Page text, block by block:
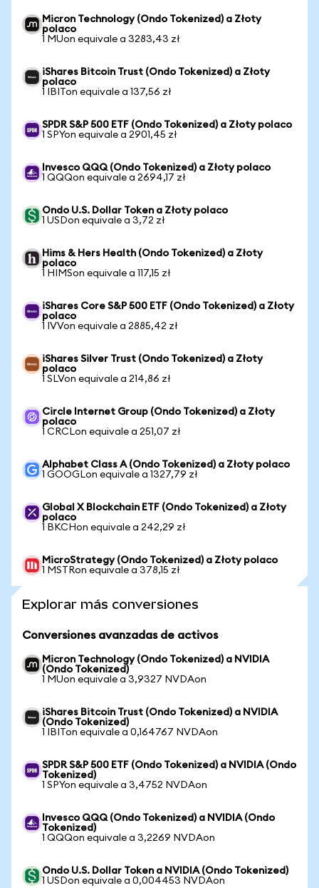
Micron Technology (Ondo Tokenized) a Złoty
polaco
1 MUon equivale a 3283,43 zł
iShares Bitcoin Trust (Ondo Tokenized) a Złoty
polaco
1 IBITon equivale a 137,56 zł
SPDR S&P 500 ETF (Ondo Tokenized) a Złoty polaco
1 SPYon equivale a 2901,45 zł
Invesco QQQ (Ondo Tokenized) a Złoty polaco
1 QQQon equivale a 2694,17 zł
Ondo U.S. Dollar Token a Złoty polaco
1 USDon equivale a 3,72 zł
Hims & Hers Health (Ondo Tokenized) a Złoty
polaco
1 HIMSon equivale a 117,15 zł
iShares Core S&P 500 ETF (Ondo Tokenized) a Złoty
polaco
1 IVVon equivale a 2885,42 zł
iShares Silver Trust (Ondo Tokenized) a Złoty
polaco
1 SLVon equivale a 214,86 zł
Circle Internet Group (Ondo Tokenized) a Złoty
polaco
1 CRCLon equivale a 251,07 zł
Alphabet Class A (Ondo Tokenized) a Złoty polaco
1 GOOGLon equivale a 1327,79 zł
Global X Blockchain ETF (Ondo Tokenized) a Złoty
polaco
1 BKCHon equivale a 242,29 zł
MicroStrategy (Ondo Tokenized) a Złoty polaco
1 MSTRon equivale a 378,15 zł
Explorar más conversiones
Conversiones avanzadas de activos
Micron Technology (Ondo Tokenized) a NVIDIA
(Ondo Tokenized)
1 MUon equivale a 3,9327 NVDAon
iShares Bitcoin Trust (Ondo Tokenized) a NVIDIA
(Ondo Tokenized)
1 IBITon equivale a 0,164767 NVDAon
SPDR S&P 500 ETF (Ondo Tokenized) a NVIDIA (Ondo
Tokenized)
1 SPYon equivale a 3,4752 NVDAon
Invesco QQQ (Ondo Tokenized) a NVIDIA (Ondo
Tokenized)
1 QQQon equivale a 3,2269 NVDAon
Ondo U.S. Dollar Token a NVIDIA (Ondo Tokenized)
1 USDon equivale a 0,004453 NVDAon